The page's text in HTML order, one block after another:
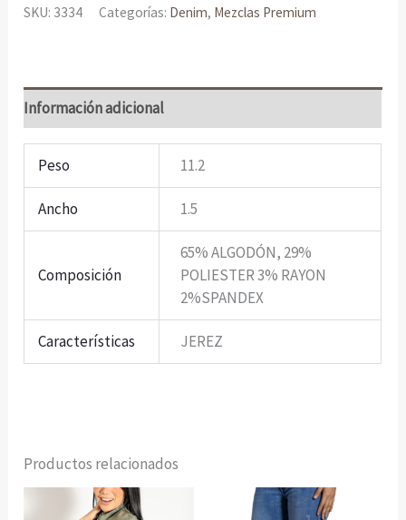
SKU: 3334 Categorías: Denim, Mezclas Premium
Información adicional
Peso 11.2
Ancho 1.5
Composición
65% ALGODÓN, 29%
POLIESTER 3% RAYON
2%SPANDEX
Características JEREZ
Productos relacionados